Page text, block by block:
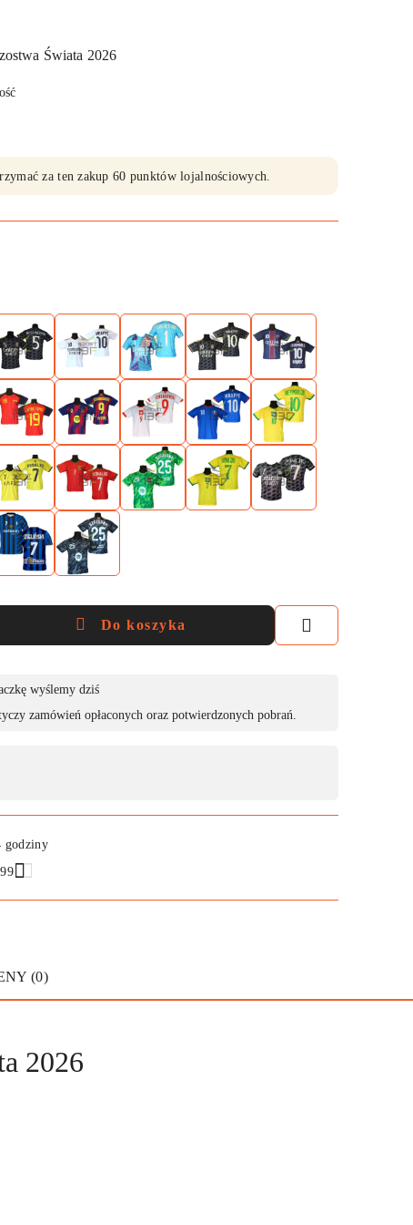
Świata 2026
za ten zakup 60 punktów lojalnościowych.
Do koszyka
wyślemy dziś
zamówień opłaconych oraz potwierdzonych pobrań.
godziny
(0)
2026